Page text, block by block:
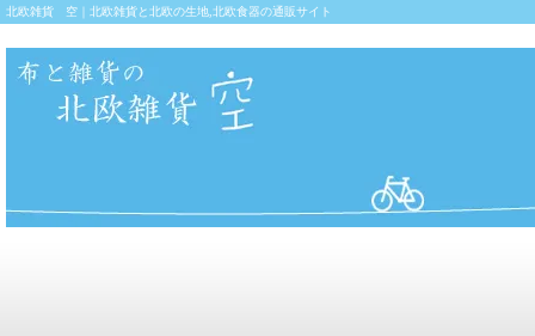
北欧雑貨 空｜北欧雑貨と北欧の生地,北欧食器の通販サイト